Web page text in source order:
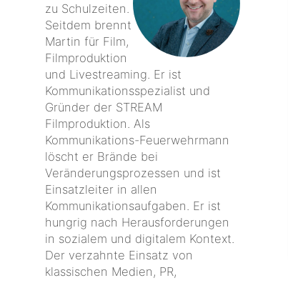
zu Schulzeiten.
Seitdem brennt
Martin für Film,
Filmproduktion
und Livestreaming. Er ist
Kommunikationsspezialist und
Gründer der STREAM
Filmproduktion. Als
Kommunikations-Feuerwehrmann
löscht er Brände bei
Veränderungsprozessen und ist
Einsatzleiter in allen
Kommunikationsaufgaben. Er ist
hungrig nach Herausforderungen
in sozialem und digitalem Kontext.
Der verzahnte Einsatz von
klassischen Medien, PR,